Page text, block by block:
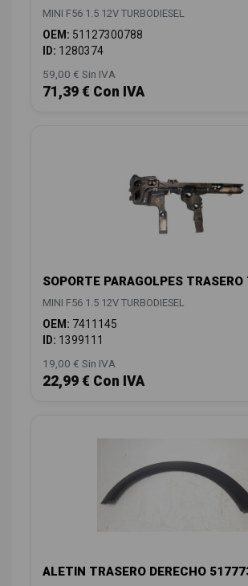
MINI F56 1.5 12V TURBODIESEL
OEM: 51127300788
ID: 1280374
59,00 € Sin IVA
71,39 € Con IVA
SOPORTE PARAGOLPES
MINI F56 1.5 12V TURBODIESEL
OEM: 7411145
ID: 1399111
19,00 € Sin IVA
22,99 € Con IVA
ALETIN TRASERO DERECHO